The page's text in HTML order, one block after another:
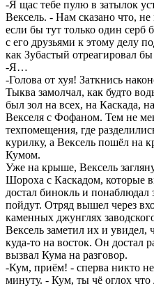
-Я щас тебе пулю в затылок
Вексель. - Нам сказано что,
если бы тут только один
с его друзьями к этому делу
как Зубастый отреагировал бы
-Я…
-Голова от хуя! Заткнись
Тыква замолчал, как будто
был зол на всех, на Каскада,
Векселя с Фофаном. Тем не
техпомещения, где
курилку, а Вексель пошёл на
Кумом.
Уже на крыше, Вексель
Шороха с Каскадом, которые
достал бинокль и
пойдут. Отряд вышел через
каменных джунглях
Вексель заметил их и увидел,
куда-то на восток. Он достал
вызвал Кума на разговор.
-Кум, приём! - сперва никто
минуту. - Кум, ты чё оглох